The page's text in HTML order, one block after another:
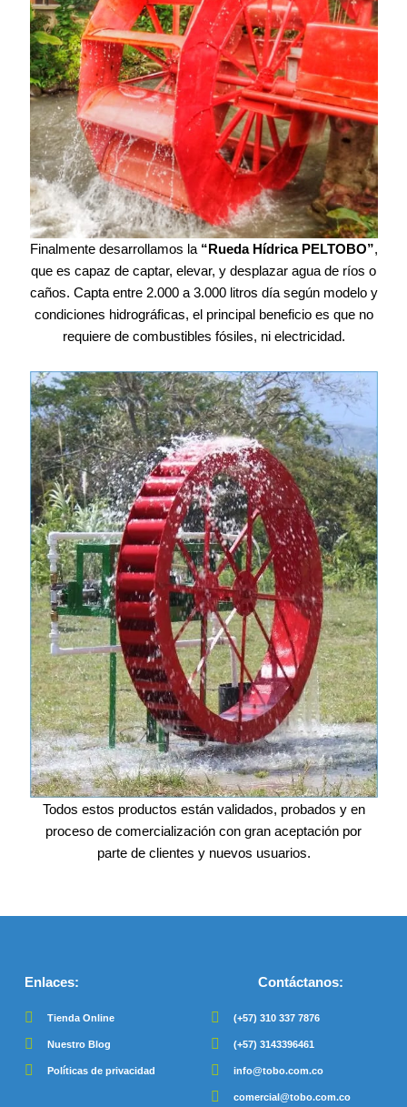
Finalmente desarrollamos la“Rueda Hídrica PELTOBO”,
que es capaz de captar, elevar, y desplazar agua de ríos o
caños. Capta entre 2.000 a 3.000 litros día según modelo y
condiciones hidrográficas, el principal beneficio es que no
requiere de combustibles fósiles, ni electricidad.
Todos estos productos están validados, probados y en
proceso de comercialización con gran aceptación por
parte de clientes y nuevos usuarios.
Enlaces:
Tienda Online
Nuestro Blog
Políticas de privacidad
Contáctanos:
(+57) 310 337 7876
(+57) 3143396461
info@tobo.com.co
comercial@tobo.com.co